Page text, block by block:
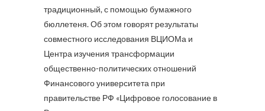
традиционный, с помощью бумажного
бюллетеня. Об этом говорят результаты
совместного исследования ВЦИОМа и
Центра изучения трансформации
общественно-политических отношений
Финансового университета при
правительстве РФ «Цифровое голосование в